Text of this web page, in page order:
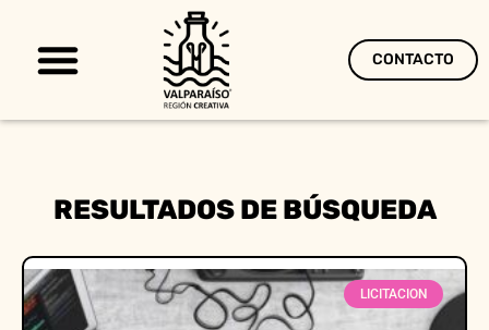
CONTACTO
RESULTADOS DE BÚSQUEDA
LICITACION